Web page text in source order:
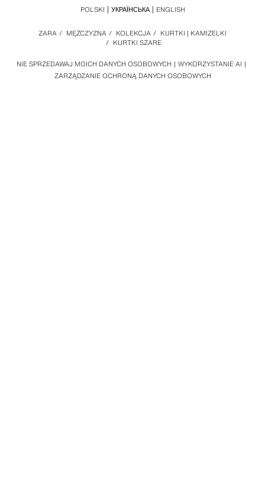
NIE SPRZEDAWAJ MOICH DANYCH OSOBOWYCH
WYKORZYSTANIE AI
ZARZĄDZANIE OCHRONĄ DANYCH OSOBOWYCH
ZARA / MĘŻCZYZNA / KOLEKCJA / KURTKI | KAMIZELKI
/ KURTKI SZARE
POLSKI УКРАЇНСЬКА ENGLISH